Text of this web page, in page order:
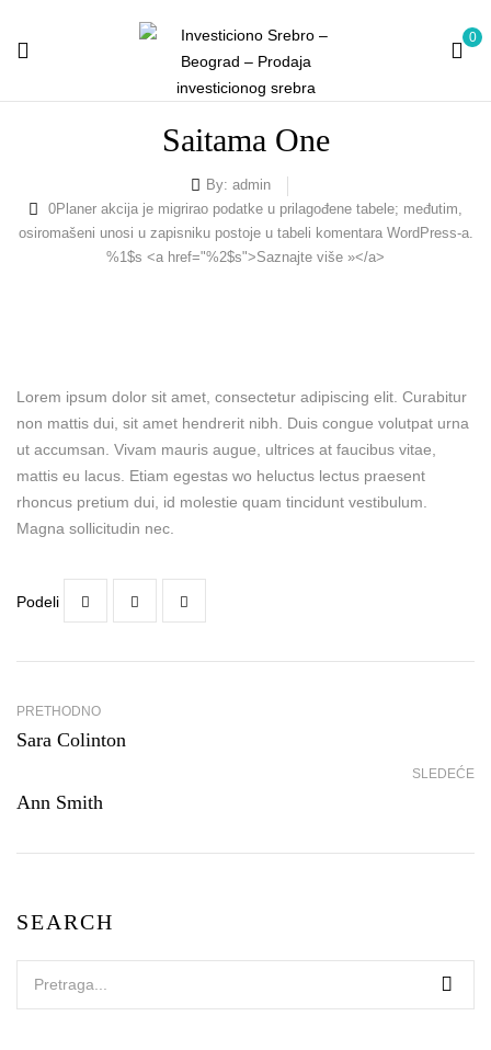
0
Saitama One
By: admin
0Planer akcija je migrirao podatke u prilagođene tabele; međutim,
osiromašeni unosi u zapisniku postoje u tabeli komentara WordPress-a.
%1$s <a href="%2$s">Saznajte više »</a>
SEARCH
Lorem ipsum dolor sit amet, consectetur adipiscing elit. Curabitur
non mattis dui, sit amet hendrerit nibh. Duis congue volutpat urna
ut accumsan. Vivam mauris augue, ultrices at faucibus vitae,
mattis eu lacus. Etiam egestas wo heluctus lectus praesent
rhoncus pretium dui, id molestie quam tincidunt vestibulum.
Magna sollicitudin nec.
Podeli
PRETHODNO
Sara Colinton
SLEDEĆE
Ann Smith